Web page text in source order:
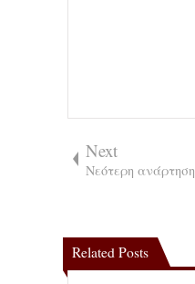
Next
Νεότερη ανάρτηση
Related Posts